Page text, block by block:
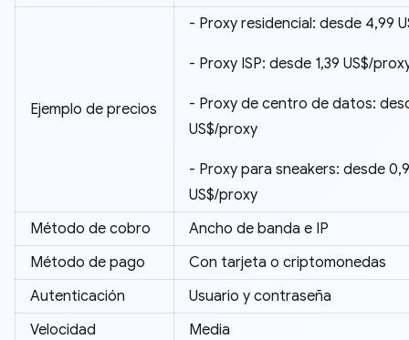
Ejemplo de precios
- Proxy residencial: desde 4,99
- Proxy ISP: desde 1,39 US$/
- Proxy de centro de datos:
US$/proxy
- Proxy para sneakers: desde
US$/proxy
Método de cobro
Ancho de banda e IP
Método de pago
Con tarjeta o criptomonedas
Autenticación
Usuario y contraseña
Velocidad
Media